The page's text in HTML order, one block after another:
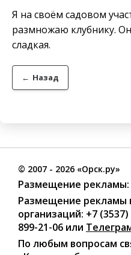
Я на своём садовом
размножаю клубнику.
сладкая.
← Назад
© 2007 - 2026 «Орск.ру»
Размещение рекламы:
Размещение рекламы
организаций: +7
899-21-06 или
По любым вопросам